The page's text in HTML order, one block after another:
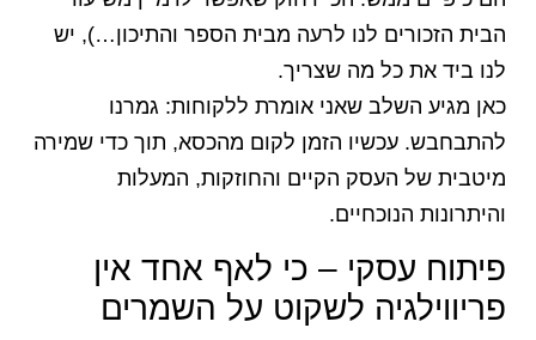
הבית הזכורים לנו לרעה מבית הספר והתיכון…), יש
לנו ביד את כל מה שצריך.
כאן מגיע השלב שאני אומרת ללקוחות: גמרנו
להתבחבש. עכשיו הזמן לקום מהכסא, תוך כדי שמירה
מיטבית של העסק הקיים והחוזקות, המעלות
והיתרונות הנוכחיים.
פיתוח עסקי – כי לאף אחד אין
פריווילגיה לשקוט על השמרים